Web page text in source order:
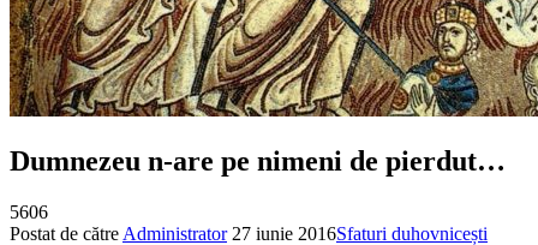
Dumnezeu n-are pe nimeni de pierdut…
5606
Postat de către Administrator 27 iunie 2016Sfaturi duhovnicești